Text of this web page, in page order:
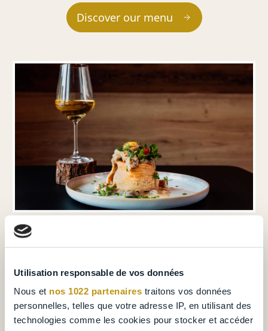
Utilisation responsable de vos données
Nous et nos 1022 partenaires traitons vos données
personnelles, telles que votre adresse IP, en utilisant des
technologies comme les cookies pour stocker et accéder
Discover our menu
Our vision
Harmony of the Seasons: Seasonal cuisine is